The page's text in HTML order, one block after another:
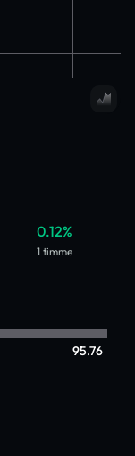
0.12%
1 timme
95.76